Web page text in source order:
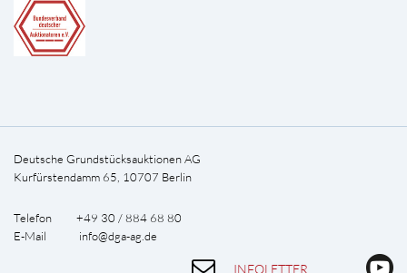
Deutsche Grundstücksauktionen AG
Kurfürstendamm 65, 10707 Berlin
Telefon +49 30 / 884 68 80
E-Mail info@dga-ag.de
INFOLETTER